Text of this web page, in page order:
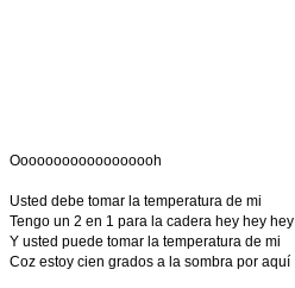
Oooooooooooooooooh
Usted debe tomar la temperatura de mi
Tengo un 2 en 1 para la cadera hey hey hey
Y usted puede tomar la temperatura de mi
Coz estoy cien grados a la sombra por aquí